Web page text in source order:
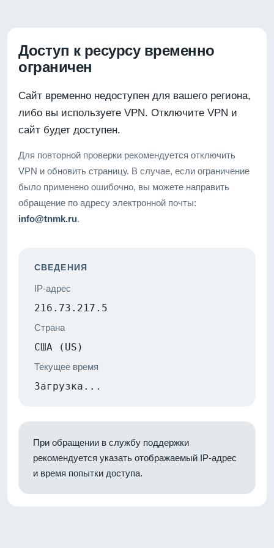
Доступ к ресурсу временно
ограничен
Сайт временно недоступен для вашего региона,
либо вы используете VPN. Отключите VPN и
сайт будет доступен.
Для повторной проверки рекомендуется отключить
VPN и обновить страницу. В случае, если ограничение
было применено ошибочно, вы можете направить
обращение по адресу электронной почты:
info@tnmk.ru.
СВЕДЕНИЯ
IP-адрес
216.73.217.5
Страна
США (US)
Текущее время
Загрузка...
При обращении в службу поддержки
рекомендуется указать отображаемый IP-адрес
и время попытки доступа.